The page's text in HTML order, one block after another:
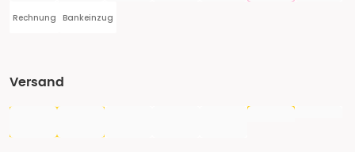
Rechnung Bankeinzug
Versand